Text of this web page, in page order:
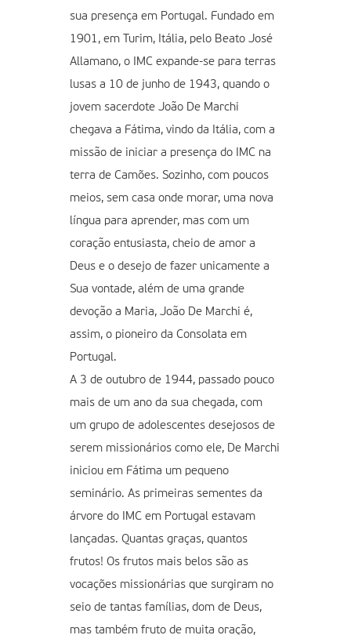
sua presença em Portugal. Fundado em
1901, em Turim, Itália, pelo Beato José
Allamano, o IMC expande-se para terras
lusas a 10 de junho de 1943, quando o
jovem sacerdote João De Marchi
chegava a Fátima, vindo da Itália, com a
missão de iniciar a presença do IMC na
terra de Camões. Sozinho, com poucos
meios, sem casa onde morar, uma nova
língua para aprender, mas com um
coração entusiasta, cheio de amor a
Deus e o desejo de fazer unicamente a
Sua vontade, além de uma grande
devoção a Maria, João De Marchi é,
assim, o pioneiro da Consolata em
Portugal.
A 3 de outubro de 1944, passado pouco
mais de um ano da sua chegada, com
um grupo de adolescentes desejosos de
serem missionários como ele, De Marchi
iniciou em Fátima um pequeno
seminário. As primeiras sementes da
árvore do IMC em Portugal estavam
lançadas. Quantas graças, quantos
frutos! Os frutos mais belos são as
vocações missionárias que surgiram no
seio de tantas famílias, dom de Deus,
mas também fruto de muita oração,